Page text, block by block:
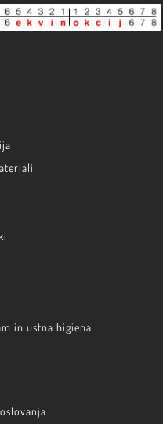
in ustna higiena